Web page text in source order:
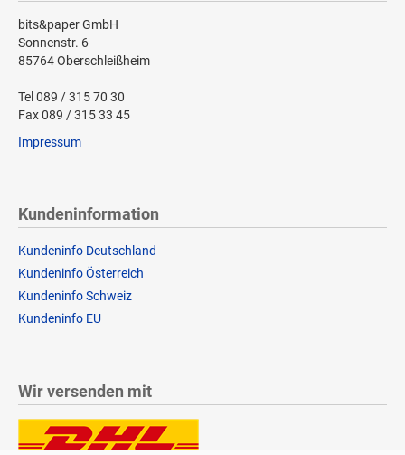
bits&paper GmbH
Sonnenstr. 6
85764 Oberschleißheim
Tel 089 / 315 70 30
Fax 089 / 315 33 45
Impressum
Kundeninformation
Kundeninfo Deutschland
Kundeninfo Österreich
Kundeninfo Schweiz
Kundeninfo EU
Wir versenden mit